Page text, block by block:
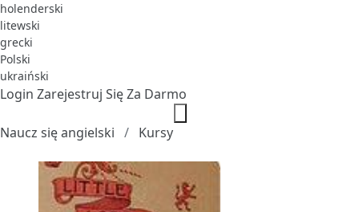
holenderski
litewski
grecki
Polski
ukraiński
Login Zarejestruj Się Za Darmo
Naucz się angielski Kursy